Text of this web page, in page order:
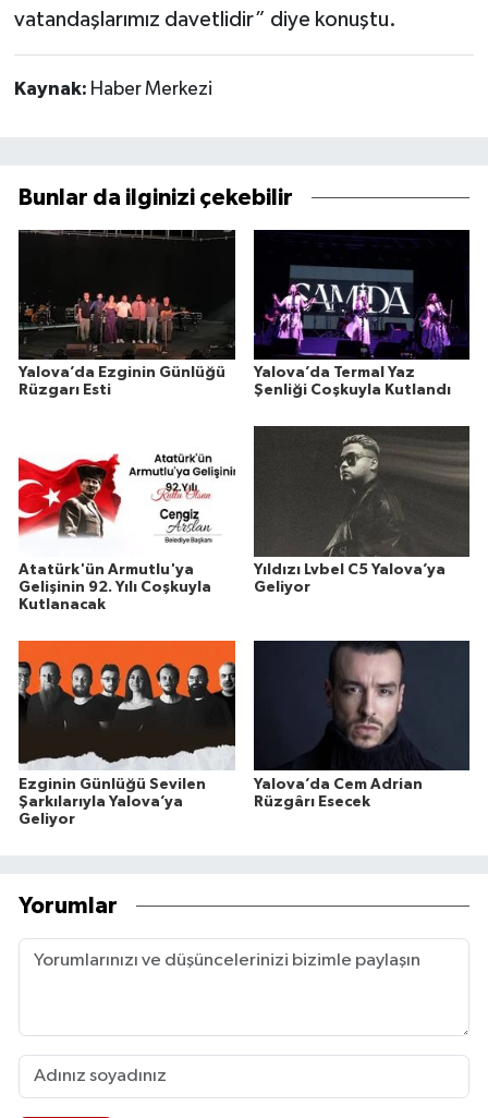
vatandaşlarımız davetlidir” diye konuştu.
Kaynak: Haber Merkezi
Bunlar da ilginizi çekebilir
Yalova’da Ezginin Günlüğü
Rüzgarı Esti
Yalova’da Termal Yaz
Şenliği Coşkuyla Kutlandı
Atatürk'ün Armutlu'ya
Gelişinin 92. Yılı Coşkuyla
Kutlanacak
Yıldızı Lvbel C5 Yalova’ya
Geliyor
Ezginin Günlüğü Sevilen
Şarkılarıyla Yalova’ya
Geliyor
Yalova’da Cem Adrian
Rüzgârı Esecek
Yorumlar